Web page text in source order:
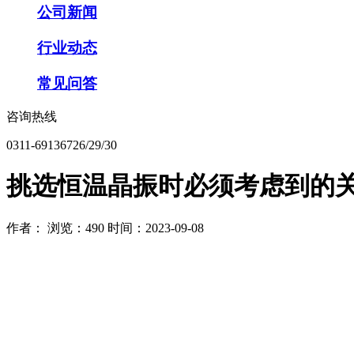
公司新闻
行业动态
常见问答
咨询热线
0311-69136726/29/30
挑选恒温晶振时必须考虑到的
作者： 浏览：490 时间：2023-09-08